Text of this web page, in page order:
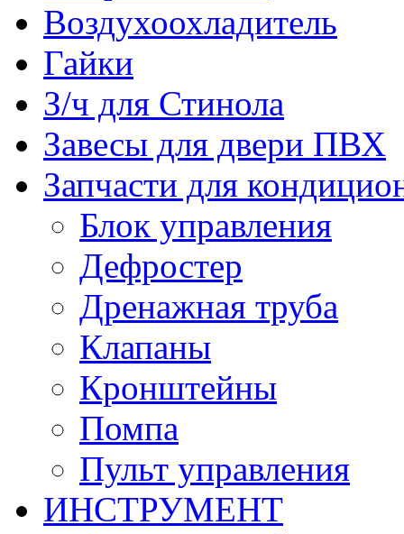
Воздухоохладитель
Гайки
З/ч для Стинола
Завесы для двери ПВХ
Запчасти для
Блок управления
Дефростер
Дренажная труба
Клапаны
Кронштейны
Помпа
Пульт управления
ИНСТРУМЕНТ